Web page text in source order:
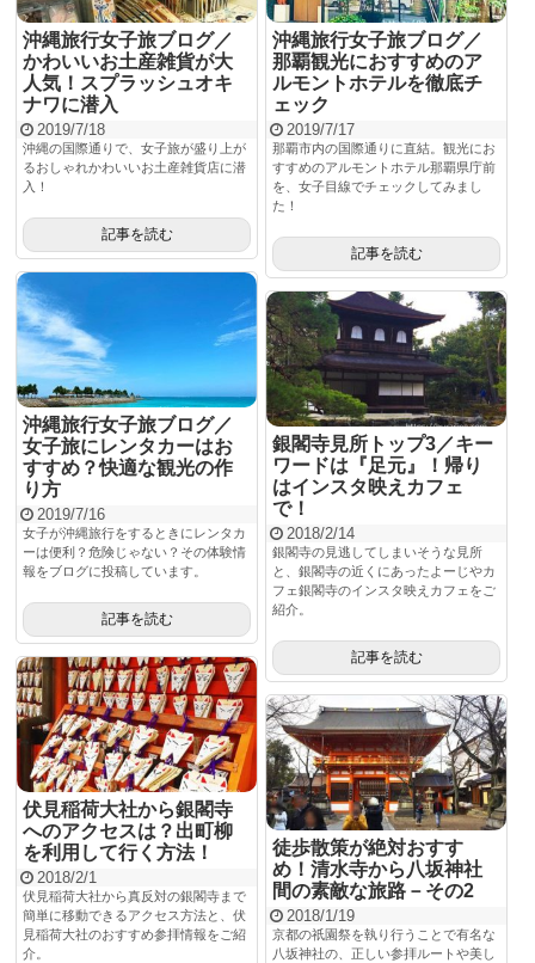
沖縄旅行女子旅ブログ／
かわいいお土産雑貨が大
人気！スプラッシュオキ
ナワに潜入
2019/7/18
沖縄の国際通りで、女子旅が盛り上が
るおしゃれかわいいお土産雑貨店に潜
入！
記事を読む
沖縄旅行女子旅ブログ／
那覇観光におすすめのア
ルモントホテルを徹底チ
ェック
2019/7/17
那覇市内の国際通りに直結。観光にお
すすめのアルモントホテル那覇県庁前
を、女子目線でチェックしてみまし
た！
記事を読む
沖縄旅行女子旅ブログ／
女子旅にレンタカーはお
すすめ？快適な観光の作
り方
2019/7/16
女子が沖縄旅行をするときにレンタカ
ーは便利？危険じゃない？その体験情
報をブログに投稿しています。
記事を読む
銀閣寺見所トップ3／キー
ワードは『足元』！帰り
はインスタ映えカフェ
で！
2018/2/14
銀閣寺の見逃してしまいそうな見所
と、銀閣寺の近くにあったよーじやカ
フェ銀閣寺のインスタ映えカフェをご
紹介。
記事を読む
伏見稲荷大社から銀閣寺
へのアクセスは？出町柳
を利用して行く方法！
2018/2/1
伏見稲荷大社から真反対の銀閣寺まで
簡単に移動できるアクセス方法と、伏
見稲荷大社のおすすめ参拝情報をご紹
介。
徒歩散策が絶対おすす
め！清水寺から八坂神社
間の素敵な旅路－その2
2018/1/19
京都の祇園祭を執り行うことで有名な
八坂神社の、正しい参拝ルートや美し